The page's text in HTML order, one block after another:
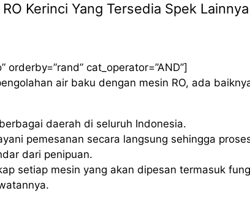
Kerinci Yang Tersedia Spek
cat_operator=”AND”]
air baku dengan mesin RO, ada
daerah di seluruh Indonesia.
pemesanan secara langsung sehingga
dari penipuan.
setiap mesin yang akan dipesan termasuk